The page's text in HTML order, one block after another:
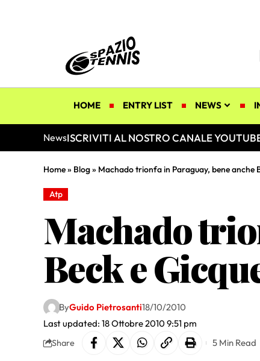
HOME ENTRY LIST NEWS
NewsISCRIVITI AL NOSTRO CANALE
Home» Blog» Machado trionfa in Paraguay, bene anche
Atp
Machado
Beck e
Last updated: 18 Ottobre 2010 9:51 pm
ByGuido Pietrosanti18/10/2010
Share 5 Min Read